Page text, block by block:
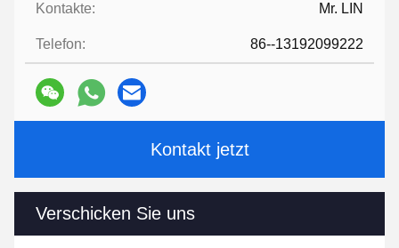
Kontakte: Mr. LIN
Telefon: 86--13192099222
Kontakt jetzt
Verschicken Sie uns